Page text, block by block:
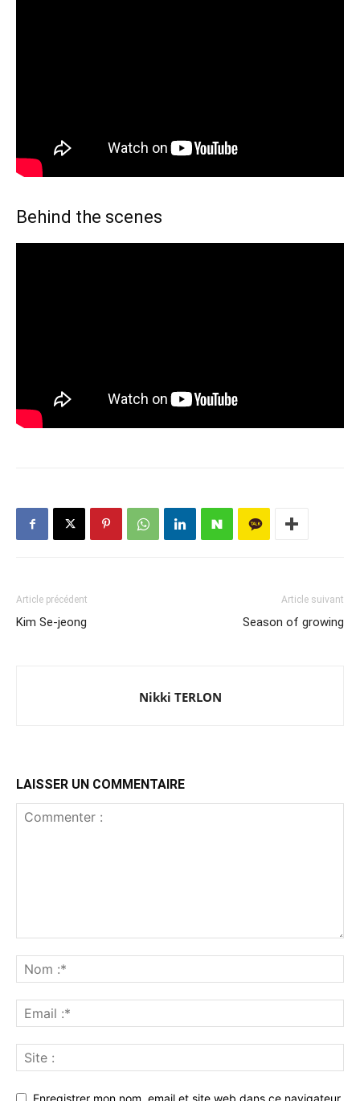
Behind the scenes
Article précédent
Kim Se-jeong
Article suivant
Season of growing
Nikki TERLON
LAISSER UN COMMENTAIRE
Enregistrer mon nom, email et site web dans ce navigateur